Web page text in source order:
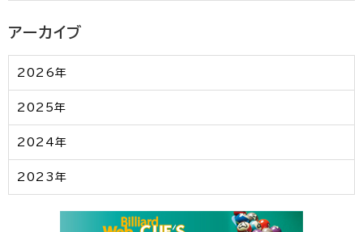
アーカイブ
2026年
2025年
2024年
2023年